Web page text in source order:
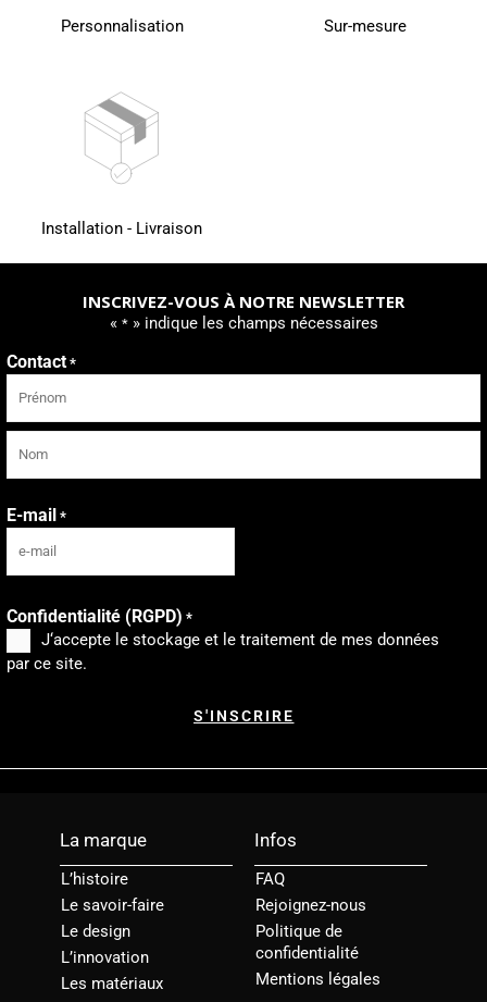
Personnalisation Sur-mesure
Installation - Livraison
INSCRIVEZ-VOUS À NOTRE NEWSLETTER
« *» indique les champs nécessaires
Contact *
Prénom
Nom
E-mail *
Confidentialité (RGPD) *
J‘accepte le stockage et le traitement de mes données
par ce site.
La marque
L’histoire
Le savoir-faire
Le design
L’innovation
Les matériaux
Infos
FAQ
Rejoignez-nous
Politique de
confidentialité
Mentions légales